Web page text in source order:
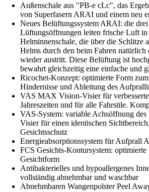
Außenschale aus "PB-e cLc", das
von Superfasern ARAI und einem neu
Neues Belüftungssystem ARAI: die
Lüftungsöffnungen leiten frische Luft in
Helminnenschale, die über die Schlitze
Helms durch den beim Fahren natürlich
wieder austritt. Diese Belüftung ist
bewahrt gleichzeitig eine einfache und
Ricochet-Konzept: optimierte Form
Hindernisse und Ableitung des
VAS MAX Vision-Visier für
Jahreszeiten und für alle Fahrstile.
VAS-System: variable Achsöffnung des
Visier für einen identischen
Gesichtsschutz
Energieabsorptionssystem für Aufprall
FCS Gesichts-Kontursystem: optimierte
Gesichtform
Antibakterielles und hypoallergenes
vollständig abnehmbar und waschbar
Abnehmbaren Wangenpolster Peel